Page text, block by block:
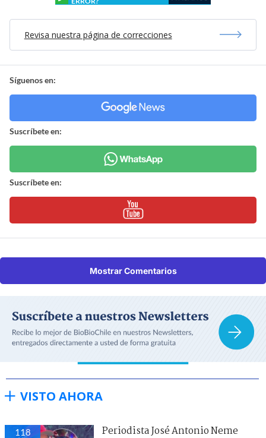
Revisa nuestra página de correcciones
Síguenos en:
Suscríbete en:
Suscríbete en:
Mostrar Comentarios
VISTO AHORA
118
Periodista José Antonio Neme